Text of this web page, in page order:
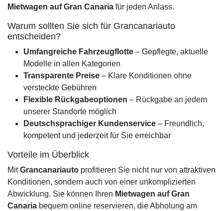
Mietwagen auf Gran Canaria für jeden Anlass.
Warum sollten Sie sich für Grancanariauto
entscheiden?
Umfangreiche Fahrzeugflotte – Gepflegte, aktuelle
Modelle in allen Kategorien
Transparente Preise – Klare Konditionen ohne
versteckte Gebühren
Flexible Rückgabeoptionen – Rückgabe an jedem
unserer Standorte möglich
Deutschsprachiger Kundenservice – Freundlich,
kompetent und jederzeit für Sie erreichbar
Vorteile im Überblick
MitGrancanariauto profitieren Sie nicht nur von attraktiven
Konditionen, sondern auch von einer unkomplizierten
Abwicklung. Sie können Ihren Mietwagen auf Gran
Canaria bequem online reservieren, die Abholung am